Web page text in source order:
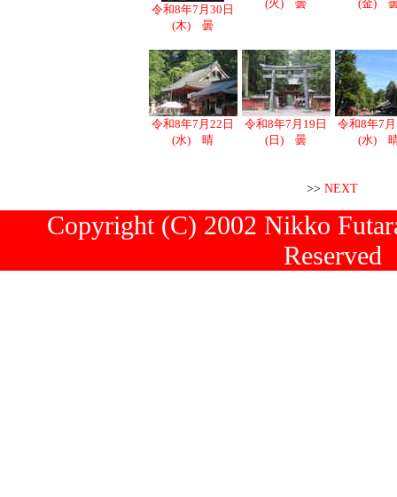
令和8年7月30日
(木) 曇
(火) 曇
(金)
令和8年7月22日
(水) 晴
令和8年7月19日
(日) 曇
令和8年7
(水)
>> NEXT
Copyright (C) 2002 Nikko
Reserved